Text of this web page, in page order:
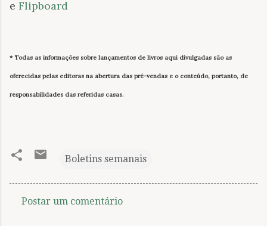
e Flipboard
* Todas as informações sobre lançamentos de livros aqui divulgadas são as
oferecidas pelas editoras na abertura das pré-vendas e o conteúdo, portanto, de
responsabilidades das referidas casas.
Boletins semanais
Postar um comentário